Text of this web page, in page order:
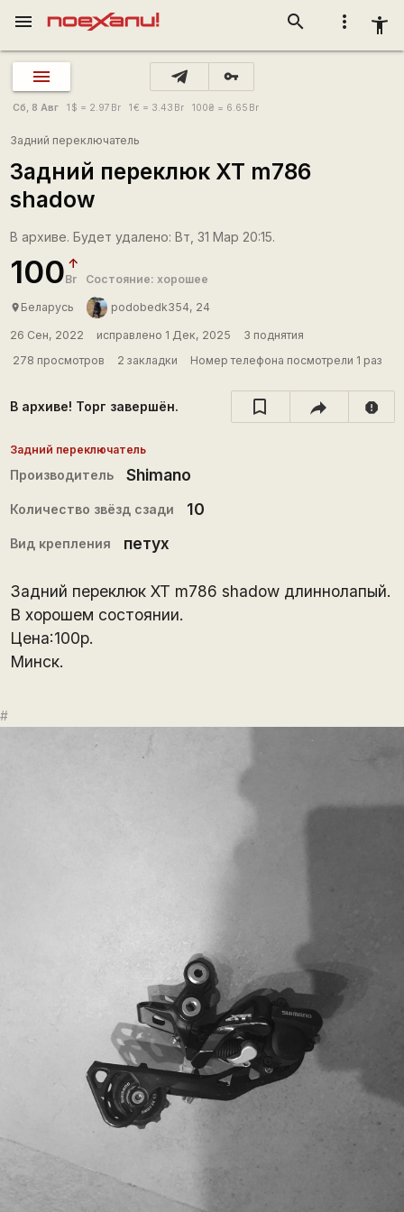
more_vert accessibility_new
search
menu
vpn_key
Сб, 8 Авг 1 $ = 2.97 Br 1€ = 3.43 Br 100₴ = 6.65 Br
Задний переключатель
Задний переклюк XT m786
shadow
В архиве. Будет удалено: Вт, 31 Мар 20:15.
100Br Состояние: хорошее
place Беларусь podobedk354, 24
26 Сен, 2022 исправлено 1 Дек, 2025
3 поднятия
278 просмотров
2 закладки Номер телефона посмотрели 1 раз
В архиве! Торг завершён. report
Задний переключатель
Производитель Shimano
Количество звёзд сзади 10
Вид крепления петух
Задний переклюк XT m786 shadow длиннолапый.
В хорошем состоянии.
Цена:100р.
Минск.
#